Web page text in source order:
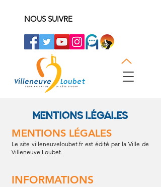
NOUS SUIVRE
MENTIONS LÉGALES
MENTIONS LÉGALES
Le site villeneuveloubet.fr est édité par la Ville de
Villeneuve Loubet.
INFORMATIONS